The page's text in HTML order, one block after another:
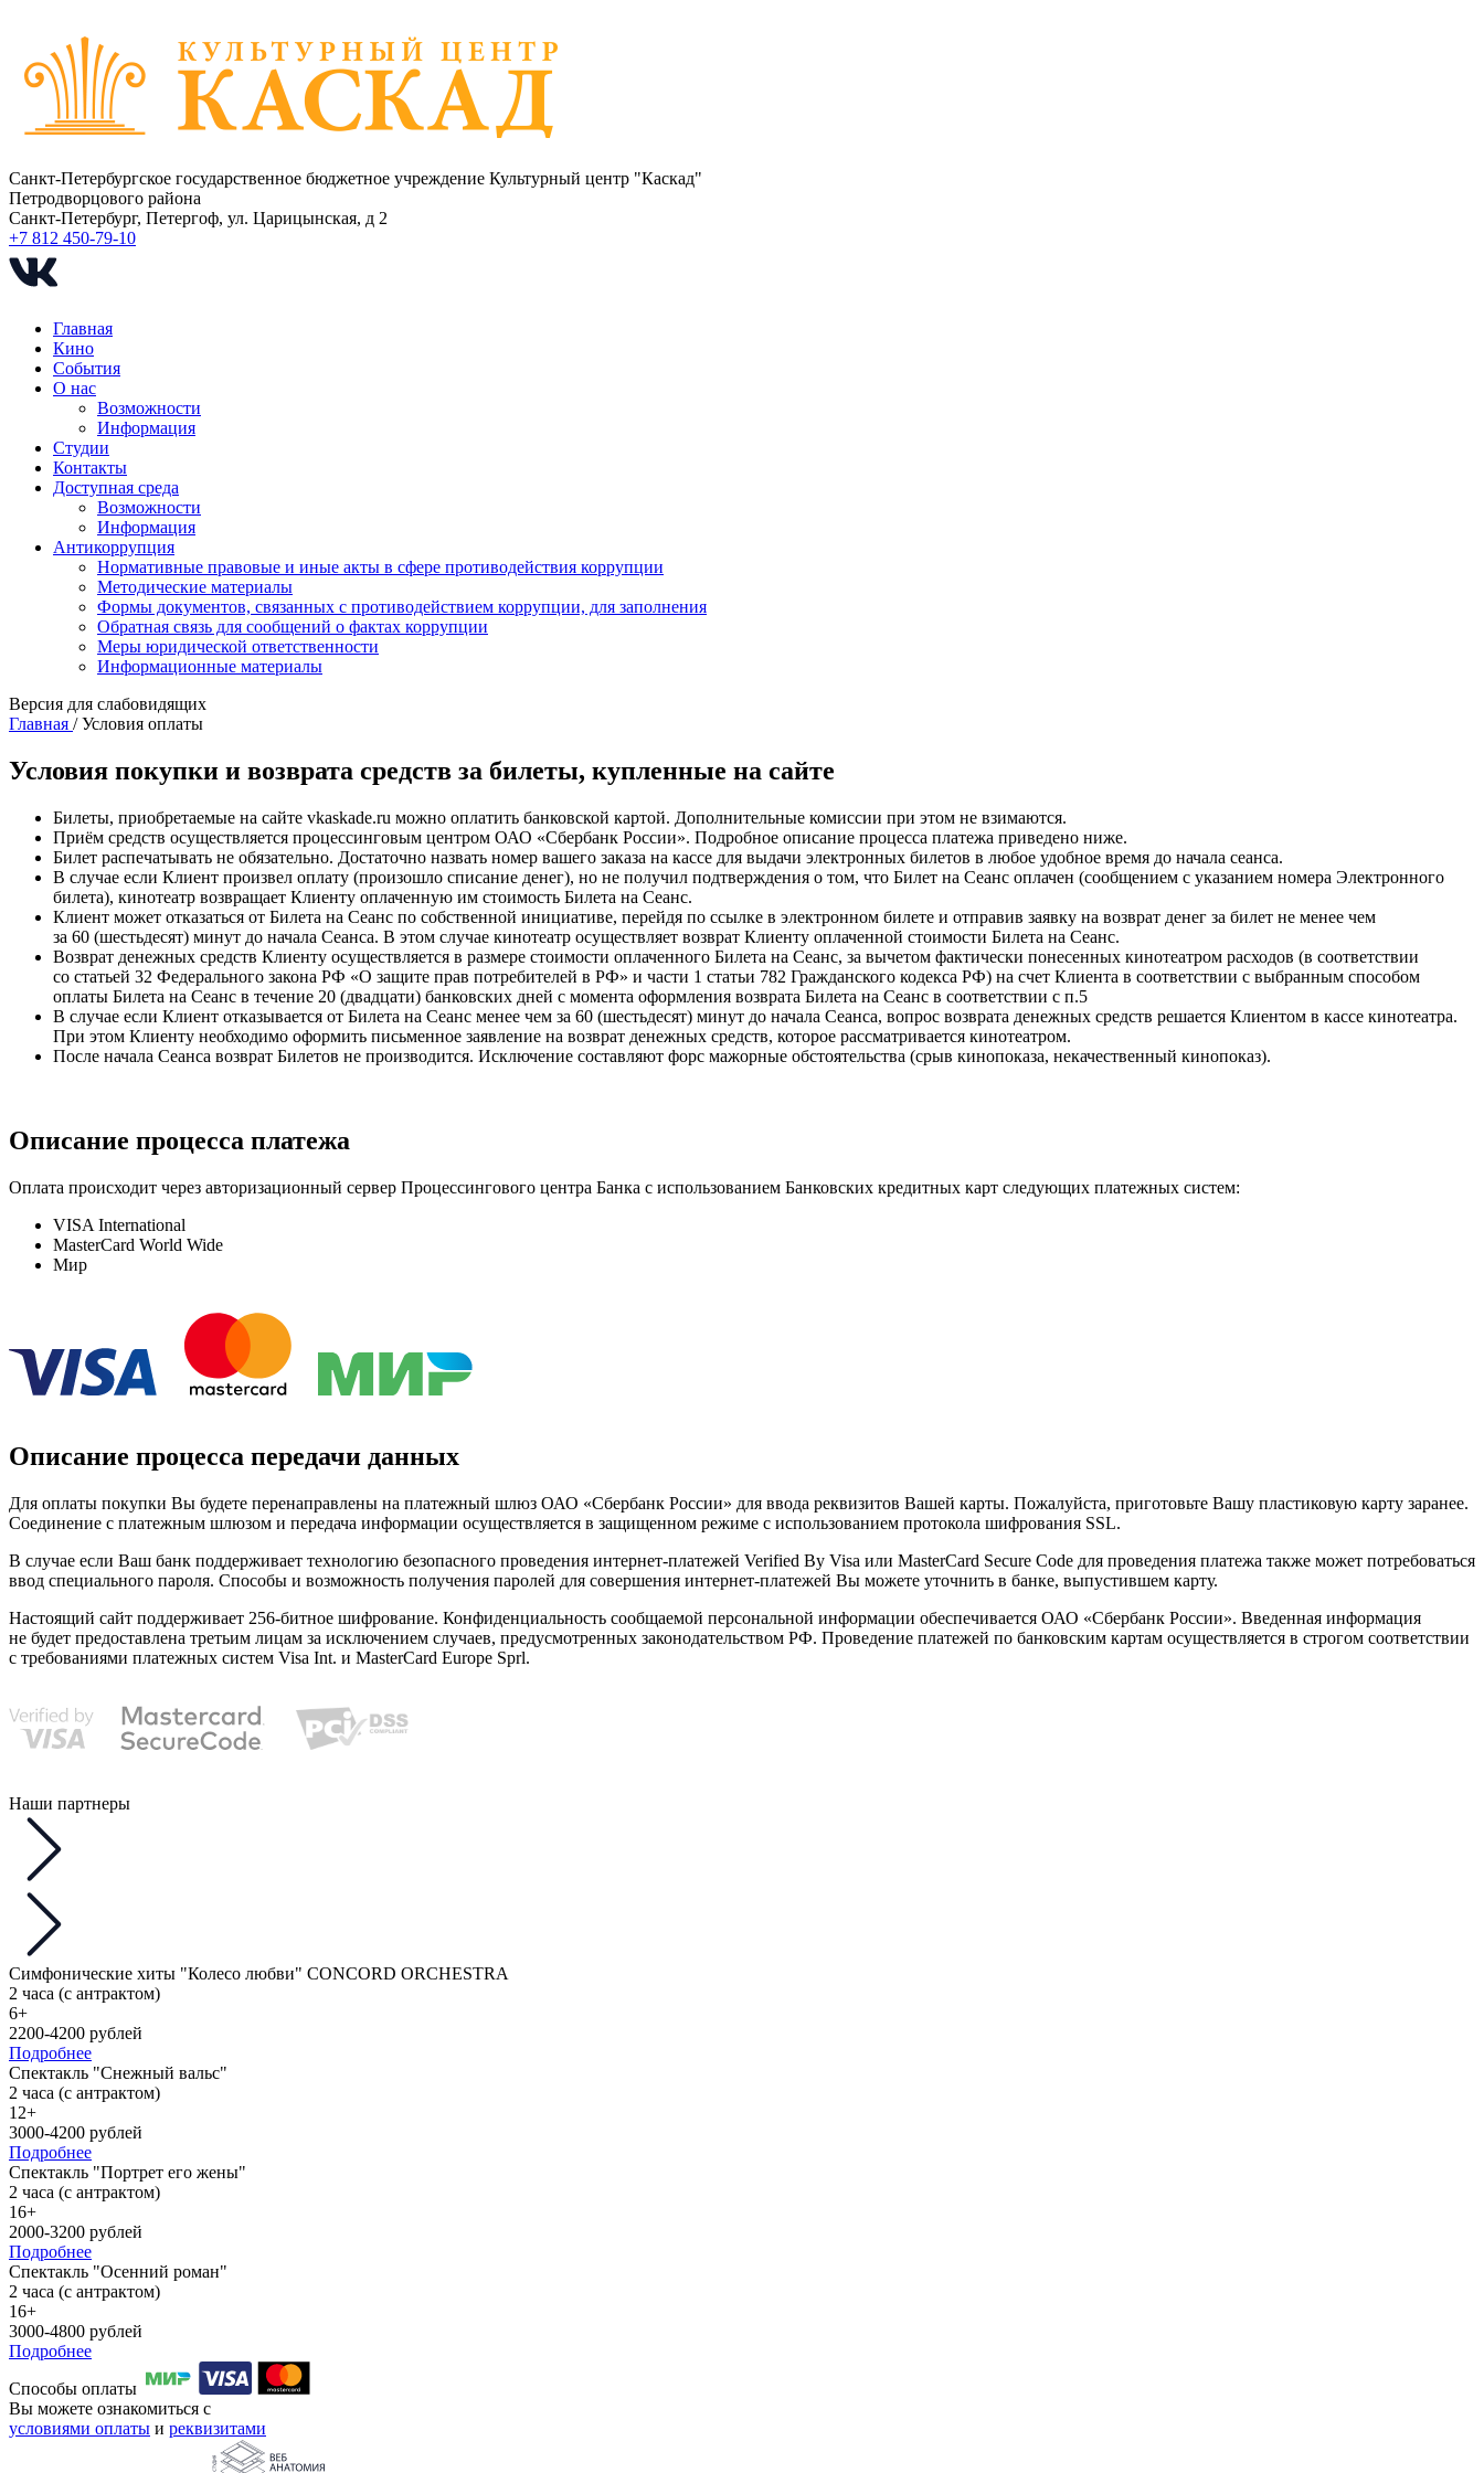
Санкт-Петербургское государственное бюджетное учреждение Культурный центр "Каскад"
Петродворцового района
Санкт-Петербург, Петергоф, ул. Царицынская, д 2
+7 812 450-79-10
Главная
Кино
События
О нас
Возможности
Информация
Студии
Контакты
Доступная среда
Возможности
Информация
Антикоррупция
Нормативные правовые и иные акты в сфере противодействия коррупции
Методические материалы
Формы документов, связанных с противодействием коррупции, для заполнения
Обратная связь для сообщений о фактах коррупции
Меры юридической ответственности
Информационные материалы
Версия для слабовидящих
Главная /Условия оплаты
Условия покупки и возврата средств за билеты, купленные на сайте
Билеты, приобретаемые на сайте vkaskade.ru можно оплатить банковской картой. Дополнительные комиссии при этом не взимаются.
Приём средств осуществляется процессинговым центром ОАО «Сбербанк России». Подробное описание процесса платежа приведено ниже.
Билет распечатывать не обязательно. Достаточно назвать номер вашего заказа на кассе для выдачи электронных билетов в любое удобное время до начала сеанса.
В случае если Клиент произвел оплату (произошло списание денег), но не получил подтверждения о том, что Билет на Сеанс оплачен (сообщением с указанием номера Электронного
билета), кинотеатр возвращает Клиенту оплаченную им стоимость Билета на Сеанс.
Клиент может отказаться от Билета на Сеанс по собственной инициативе, перейдя по ссылке в электронном билете и отправив заявку на возврат денег за билет не менее чем
за 60 (шестьдесят) минут до начала Сеанса. В этом случае кинотеатр осуществляет возврат Клиенту оплаченной стоимости Билета на Сеанс.
Возврат денежных средств Клиенту осуществляется в размере стоимости оплаченного Билета на Сеанс, за вычетом фактически понесенных кинотеатром расходов (в соответствии
со статьей 32 Федерального закона РФ «О защите прав потребителей в РФ» и части 1 статьи 782 Гражданского кодекса РФ) на счет Клиента в соответствии с выбранным способом
оплаты Билета на Сеанс в течение 20 (двадцати) банковских дней с момента оформления возврата Билета на Сеанс в соответствии с п.5
В случае если Клиент отказывается от Билета на Сеанс менее чем за 60 (шестьдесят) минут до начала Сеанса, вопрос возврата денежных средств решается Клиентом в кассе кинотеатра.
При этом Клиенту необходимо оформить письменное заявление на возврат денежных средств, которое рассматривается кинотеатром.
После начала Сеанса возврат Билетов не производится. Исключение составляют форс мажорные обстоятельства (срыв кинопоказа, некачественный кинопоказ).
Описание процесса платежа
Оплата происходит через авторизационный сервер Процессингового центра Банка с использованием Банковских кредитных карт следующих платежных систем:
VISA International
MasterCard World Wide
Мир
Описание процесса передачи данных
Для оплаты покупки Вы будете перенаправлены на платежный шлюз ОАО «Сбербанк России» для ввода реквизитов Вашей карты. Пожалуйста, приготовьте Вашу пластиковую карту заранее.
Соединение с платежным шлюзом и передача информации осуществляется в защищенном режиме с использованием протокола шифрования SSL.
В случае если Ваш банк поддерживает технологию безопасного проведения интернет-платежей Verified By Visa или MasterCard Secure Code для проведения платежа также может потребоваться
ввод специального пароля. Способы и возможность получения паролей для совершения интернет-платежей Вы можете уточнить в банке, выпустившем карту.
Настоящий сайт поддерживает 256-битное шифрование. Конфиденциальность сообщаемой персональной информации обеспечивается ОАО «Сбербанк России». Введенная информация
не будет предоставлена третьим лицам за исключением случаев, предусмотренных законодательством РФ. Проведение платежей по банковским картам осуществляется в строгом соответствии
с требованиями платежных систем Visa Int. и MasterCard Europe Sprl.
Наши партнеры
Симфонические хиты "Колесо любви" CONCORD ORCHESTRA
2 часа (с антрактом)
6+
2200-4200 рублей
Подробнее
Спектакль "Снежный вальс"
2 часа (с антрактом)
12+
3000-4200 рублей
Подробнее
Спектакль "Портрет его жены"
2 часа (с антрактом)
16+
2000-3200 рублей
Подробнее
Спектакль "Осенний роман"
2 часа (с антрактом)
16+
3000-4800 рублей
Подробнее
Способы оплаты
Вы можете ознакомиться с
условиями оплаты и реквизитами